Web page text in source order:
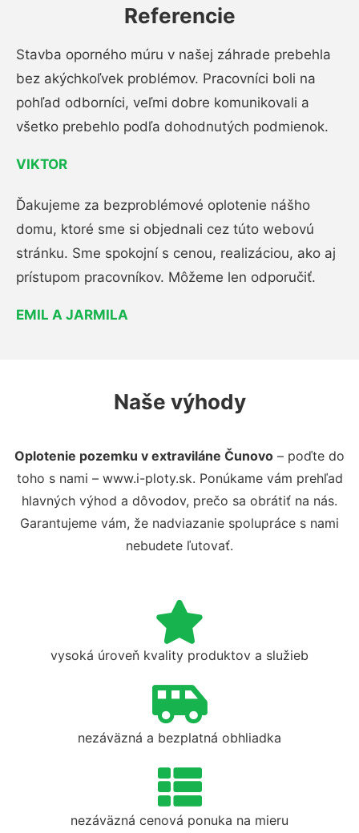
Referencie
Stavba oporného múru v našej záhrade prebehla
bez akýchkoľvek problémov. Pracovníci boli na
pohľad odborníci, veľmi dobre komunikovali a
všetko prebehlo podľa dohodnutých podmienok.
VIKTOR
Ďakujeme za bezproblémové oplotenie nášho
domu, ktoré sme si objednali cez túto webovú
stránku. Sme spokojní s cenou, realizáciou, ako aj
prístupom pracovníkov. Môžeme len odporučiť.
EMIL A JARMILA
Naše výhody
Oplotenie pozemku v extraviláne Čunovo – poďte do
toho s nami – www.i-ploty.sk. Ponúkame vám prehľad
hlavných výhod a dôvodov, prečo sa obrátiť na nás.
Garantujeme vám, že nadviazanie spolupráce s nami
nebudete ľutovať.
vysoká úroveň kvality produktov a služieb
nezáväzná a bezplatná obhliadka
nezáväzná cenová ponuka na mieru